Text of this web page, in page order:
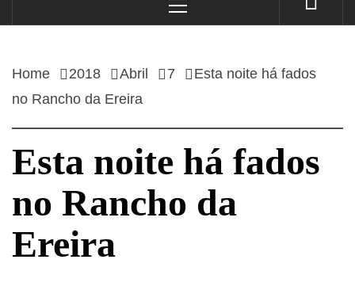
Menu
Home 2018 Abril 7
Esta noite há fados
no Rancho da Ereira
Esta noite há fados
no Rancho da
Ereira